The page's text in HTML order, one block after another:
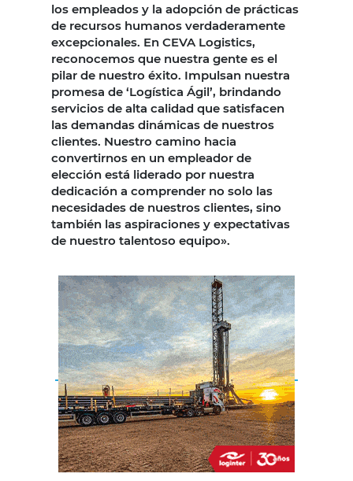
los empleados y la adopción de prácticas
de recursos humanos verdaderamente
excepcionales. En CEVA Logistics,
reconocemos que nuestra gente es el
pilar de nuestro éxito. Impulsan nuestra
promesa de ‘Logística Ágil’, brindando
servicios de alta calidad que satisfacen
las demandas dinámicas de nuestros
clientes. Nuestro camino hacia
convertirnos en un empleador de
elección está liderado por nuestra
dedicación a comprender no solo las
necesidades de nuestros clientes, sino
también las aspiraciones y expectativas
de nuestro talentoso equipo».